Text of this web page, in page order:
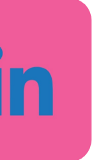
maken met